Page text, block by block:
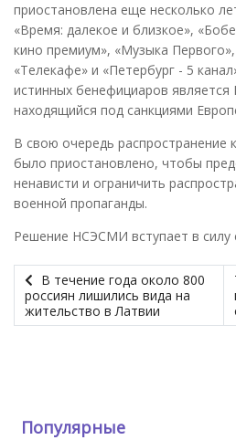
приостановлена еще несколько
«Время: далекое и близкое»,
кино премиум», «Музыка
«Телекафе» и «Петербург - 5
истинных бенефициаров
находящийся под санкциями
В свою очередь распространение
было приостановлено, чтобы
ненависти и ограничить
военной пропаганды.
Решение НСЭСМИ вступает в силу
В течение года около 800
россиян лишились вида на
жительство в Латвии
Популярные